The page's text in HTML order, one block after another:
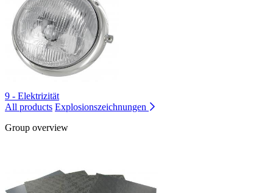
9 - Elektrizität
All products Explosionszeichnungen
Group overview